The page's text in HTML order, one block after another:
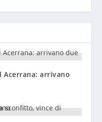
Acerrana: arrivano